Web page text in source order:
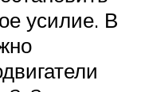
усилие. В